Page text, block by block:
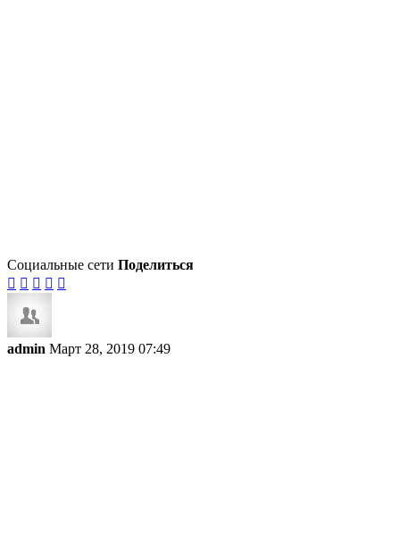
Социальные сети Поделиться
    
admin Март 28, 2019 07:49